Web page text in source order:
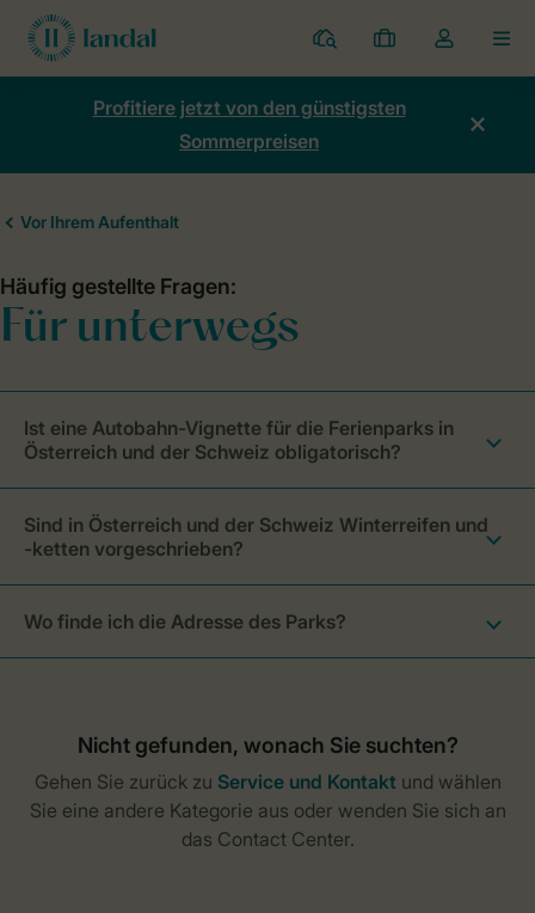
Ferienparks
Meine
Buchungen
Dropdown-
Menü
Kontos
Profitiere jetzt von den günstigsten
Sommerpreisen
Ist eine Autobahn-Vignette für die Ferienparks in
Österreich und der Schweiz obligatorisch?
Sind in Österreich und der Schweiz Winterreifen und
-ketten vorgeschrieben?
Wo finde ich die Adresse des Parks?